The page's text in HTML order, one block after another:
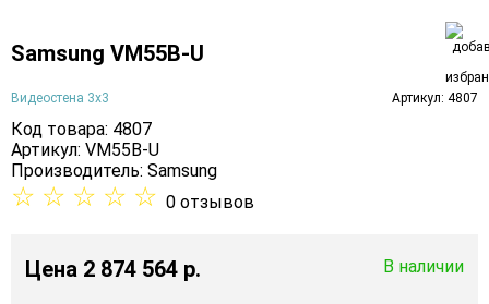
Samsung VM55B-U
Видеостена 3х3 Артикул: 4807
Код товара: 4807
Артикул: VM55B-U
Производитель: Samsung
☆ ☆ ☆ ☆ ☆ 0 отзывов
Цена 2 874 564 p. В наличии